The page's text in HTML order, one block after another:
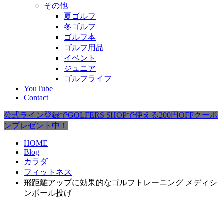
その他
夏ゴルフ
冬ゴルフ
ゴルフ本
ゴルフ用品
イベント
ジュニア
ゴルフライフ
YouTube
Contact
公式ライン登録でGOLFERS SHOPで使える200円OFFクーポ
ンプレゼント中！
HOME
Blog
カラダ
フィットネス
飛距離アップに効果的なゴルフトレーニング メディシ
ンボール投げ